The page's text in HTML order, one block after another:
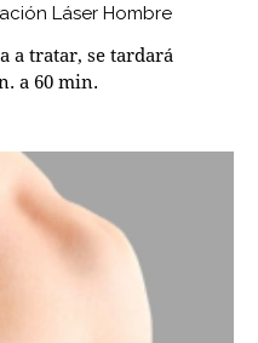
Láser Hombre
a tratar, se tardará
a 60 min.